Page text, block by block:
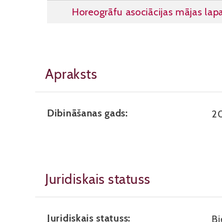
Horeogrāfu asociācijas mājas
Apraksts
Dibināšanas gads:
Juridiskais statuss
Juridiskais statuss: